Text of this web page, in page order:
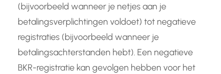
(bijvoorbeeld wanneer je netjes aan je
betalingsverplichtingen voldoet) tot negatieve
registraties (bijvoorbeeld wanneer je
betalingsachterstanden hebt). Een negatieve
BKR-registratie kan gevolgen hebben voor het